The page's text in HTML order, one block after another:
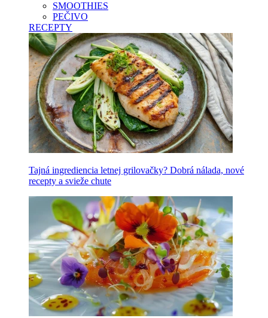
SMOOTHIES
PEČIVO
RECEPTY
Tajná ingrediencia letnej grilovačky? Dobrá nálada, nové
recepty a svieže chute